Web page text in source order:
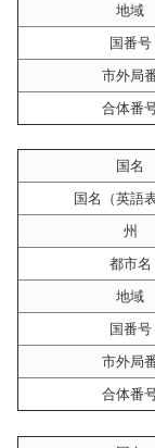
地域
国番号
市外局
合体番
国名
国名（英語
州
都市名
地域
国番号
市外局
合体番